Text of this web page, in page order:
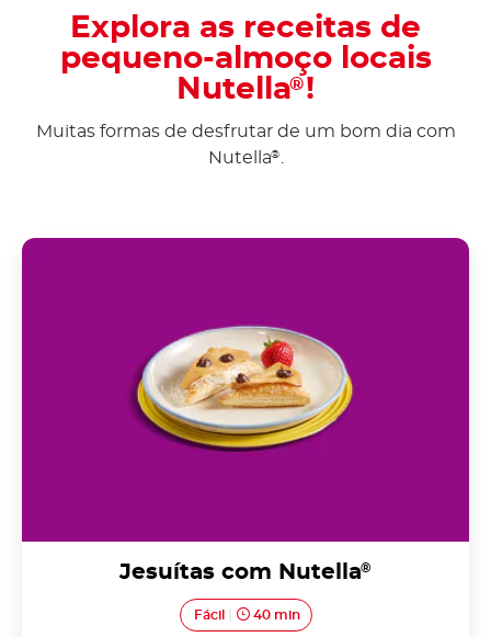
Explora as receitas de
pequeno-almoço locais
Nutella®!
Muitas formas de desfrutar de um bom dia com
Nutella®
Jesuítas com Nutella®
Fácil 40 min